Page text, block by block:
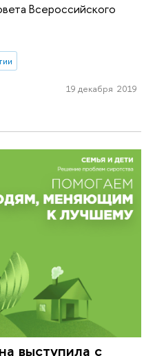
Всероссийского
19 декабря 2019
выступила с